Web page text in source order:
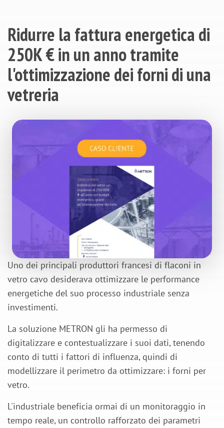
Ridurre la fattura energetica di
250K € in un anno tramite
l'ottimizzazione dei forni di una
vetreria
Uno dei principali produttori francesi di flaconi in
vetro cavo desiderava ottimizzare le performance
energetiche del suo processo industriale senza
investimenti.
La soluzione METRON gli ha permesso di
digitalizzare e contestualizzare i suoi dati, tenendo
conto di tutti i fattori di influenza, quindi di
modellizzare il perimetro da ottimizzare: i forni per
vetro.
L'industriale beneficia ormai di un monitoraggio in
tempo reale, un controllo rafforzato dei parametri